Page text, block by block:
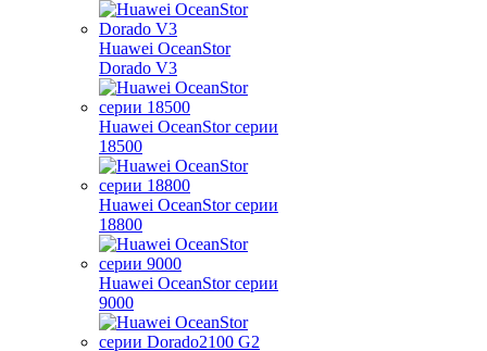
Huawei OceanStor
Dorado V3
Huawei OceanStor серии
18500
Huawei OceanStor серии
18800
Huawei OceanStor серии
9000